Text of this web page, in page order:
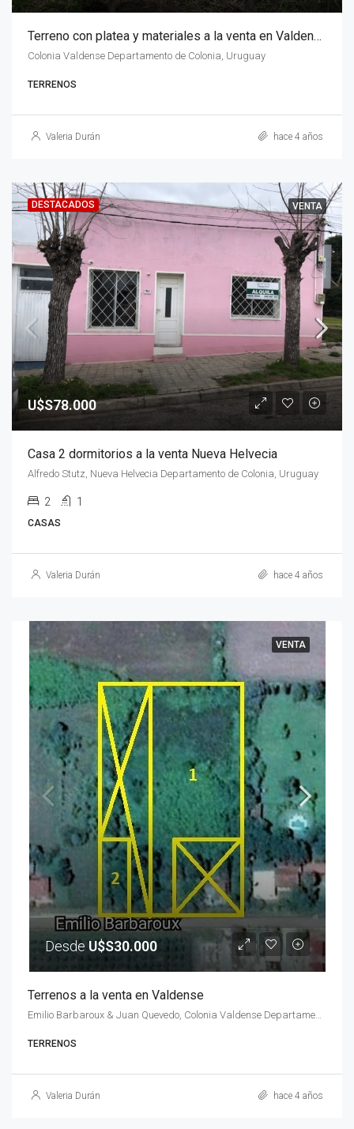
Terreno con platea y materiales a la venta en Valdense
Colonia Valdense Departamento de Colonia, Uruguay
TERRENOS
Valeria Durán hace 4 años
DESTACADOS VENTA
U$S78.000
Casa 2 dormitorios a la venta Nueva Helvecia
Alfredo Stutz, Nueva Helvecia Departamento de Colonia, Uruguay
2 1
CASAS
Valeria Durán hace 4 años
VENTA
Desde U$S30.000
Terrenos a la venta en Valdense
TERRENOS
Valeria Durán hace 4 años